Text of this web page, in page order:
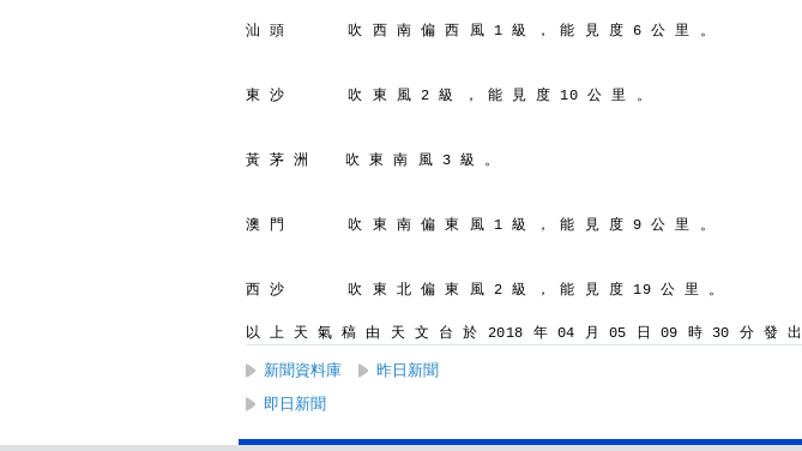
汕 頭       吹 西 南 偏 西 風 1 級 ， 能 見 度 6 公 里 。
東 沙       吹 東 風 2 級 ， 能 見 度 10 公 里 。
黃 茅 洲    吹 東 南 風 3 級 。
澳 門       吹 東 南 偏 東 風 1 級 ， 能 見 度 9 公 里 。
西 沙       吹 東 北 偏 東 風 2 級 ， 能 見 度 19 公 里 。
以 上 天 氣 稿 由 天 文 台 於 2018 年 04 月 05 日 09 時 30 分 發 出
新聞資料庫 昨日新聞
即日新聞